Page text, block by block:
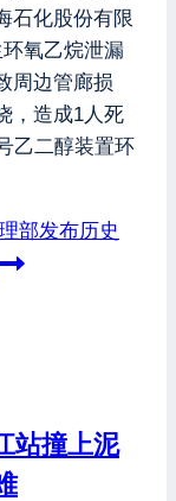
石化股份有限
氧乙烷泄漏
周边管廊损
，造成1人死
乙二醇装置环
部发布历史
站撞上泥